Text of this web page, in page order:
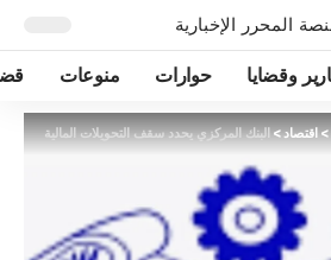
وقضايا حوارات منوعات
>اقتصاد> البنك المركزي يحدد سقف التحويلات المالية